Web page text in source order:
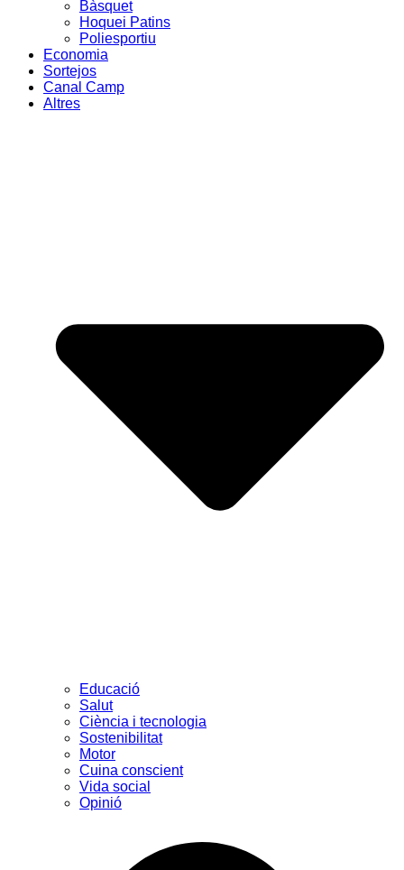
Bàsquet
Hoquei Patins
Poliesportiu
Economia
Sortejos
Canal Camp
Altres
Educació
Salut
Ciència i tecnologia
Sostenibilitat
Motor
Cuina conscient
Vida social
Opinió